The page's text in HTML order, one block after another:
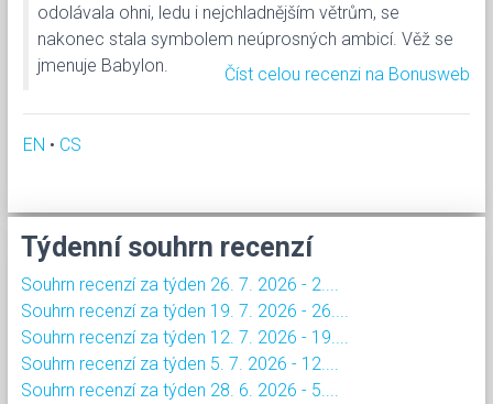
odolávala ohni, ledu i nejchladnějším větrům, se
nakonec stala symbolem neúprosných ambicí. Věž se
jmenuje Babylon.
Číst celou recenzi na Bonusweb
EN • CS
Týdenní souhrn recenzí
Souhrn recenzí za týden 26. 7. 2026 - 2....
Souhrn recenzí za týden 19. 7. 2026 - 26....
Souhrn recenzí za týden 12. 7. 2026 - 19....
Souhrn recenzí za týden 5. 7. 2026 - 12....
Souhrn recenzí za týden 28. 6. 2026 - 5....